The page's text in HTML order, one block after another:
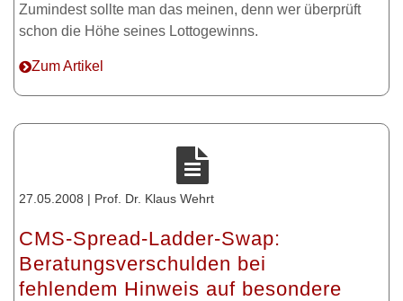
Zumindest sollte man das meinen, denn wer überprüft
schon die Höhe seines Lottogewinns.
Zum Artikel
27.05.2008 | Prof. Dr. Klaus Wehrt
CMS-Spread-Ladder-Swap:
Beratungsverschulden bei
fehlendem Hinweis auf besondere